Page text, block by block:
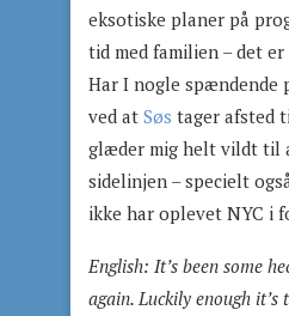
eksotiske planer på
tid med familien – det
Har I nogle spændende
ved at Søs tager afsted
glæder mig helt vildt til
sidelinjen – specielt
ikke har oplevet NYC i
English: It’s been some
again. Luckily enough it’s